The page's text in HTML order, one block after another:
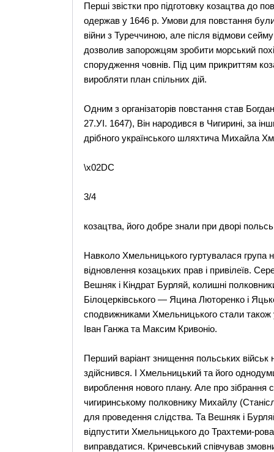
Перші звістки про підготовку козацтва до
одержав у 1646 р. Умови для повстання
війни з Туреччиною, але після відмови
дозволив запорожцям зробити морський
спорудження човнів. Під цим прикриттям
виробляти план спільних дій.
Одним з організаторів повстання став
27.УІ. 1647), Він народився в Чигирині, за
дрібного українського шляхтича Михайла
\x02DC
3/4
козацтва, його добре знали при дворі
Навколо Хмельницького гуртувалася група
відновлення козацьких прав і привілеїв.
Вешняк і Кіндрат Бурляй, колишні
Білоцерківського — Яцина Люторенко і
сподвижниками Хмельницького стали також
Іван Ганжа та Максим Кривоніо.
Перший варіант знищення польських
здійснився. І Хмельницький та його
вироблення нового плану. Але про зібрання
чигиринському полковнику Михайлу
для проведення слідства. Та Вешняк і
відпустити Хмельницького до Трахтеми-
виправдатися. Кричевський співчував